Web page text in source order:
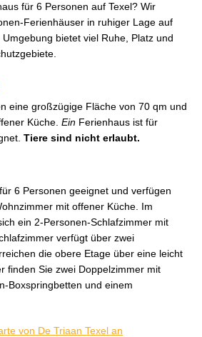
für 6 Personen auf Texel? Wir
Ferienhäuser in ruhiger Lage auf
bietet viel Ruhe, Platz und
eine großzügige Fläche von 70 qm und
Küche. Ein Ferienhaus ist für
Tiere sind nicht erlaubt.
6 Personen geeignet und verfügen
mit offener Küche. Im
ein 2-Personen-Schlafzimmer mit
verfügt über zwei
die obere Etage über eine leicht
finden Sie zwei Doppelzimmer mit
Boxspringbetten und einem
von De Triaan Texel an